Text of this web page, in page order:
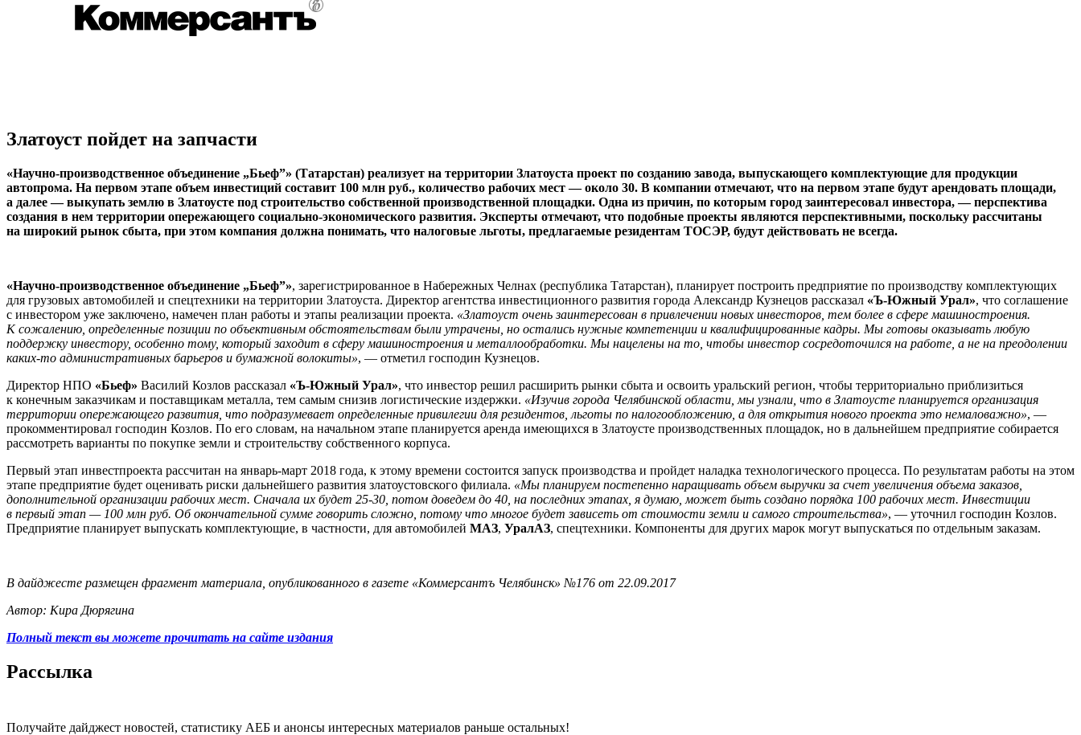
Златоуст пойдет на запчасти
«Научно-производственное объединение „Бьеф”» (Татарстан) реализует на территории Златоуста проект по созданию завода, выпускающего комплектующие для продукции
автопрома. На первом этапе объем инвестиций составит 100 млн руб., количество рабочих мест — около 30. В компании отмечают, что на первом этапе будут арендовать площади,
а далее — выкупать землю в Златоусте под строительство собственной производственной площадки. Одна из причин, по которым город заинтересовал инвестора, — перспектива
создания в нем территории опережающего социально-экономического развития. Эксперты отмечают, что подобные проекты являются перспективными, поскольку рассчитаны
на широкий рынок сбыта, при этом компания должна понимать, что налоговые льготы, предлагаемые резидентам ТОСЭР, будут действовать не всегда.
«Научно-производственное объединение „Бьеф”», зарегистрированное в Набережных Челнах (республика Татарстан), планирует построить предприятие по производству комплектующих
для грузовых автомобилей и спецтехники на территории Златоуста. Директор агентства инвестиционного развития города Александр Кузнецов рассказал «Ъ-Южный Урал», что соглашение
с инвестором уже заключено, намечен план работы и этапы реализации проекта. «Златоуст очень заинтересован в привлечении новых инвесторов, тем более в сфере машиностроения.
К сожалению, определенные позиции по объективным обстоятельствам были утрачены, но остались нужные компетенции и квалифицированные кадры. Мы готовы оказывать любую
поддержку инвестору, особенно тому, который заходит в сферу машиностроения и металлообработки. Мы нацелены на то, чтобы инвестор сосредоточился на работе, а не на преодолении
каких-то административных барьеров и бумажной волокиты», — отметил господин Кузнецов.
Директор НПО «Бьеф» Василий Козлов рассказал «Ъ-Южный Урал», что инвестор решил расширить рынки сбыта и освоить уральский регион, чтобы территориально приблизиться
к конечным заказчикам и поставщикам металла, тем самым снизив логистические издержки. «Изучив города Челябинской области, мы узнали, что в Златоусте планируется организация
территории опережающего развития, что подразумевает определенные привилегии для резидентов, льготы по налогообложению, а для открытия нового проекта это немаловажно», —
прокомментировал господин Козлов. По его словам, на начальном этапе планируется аренда имеющихся в Златоусте производственных площадок, но в дальнейшем предприятие собирается
рассмотреть варианты по покупке земли и строительству собственного корпуса.
Первый этап инвестпроекта рассчитан на январь-март 2018 года, к этому времени состоится запуск производства и пройдет наладка технологического процесса. По результатам работы на этом
этапе предприятие будет оценивать риски дальнейшего развития златоустовского филиала. «Мы планируем постепенно наращивать объем выручки за счет увеличения объема заказов,
дополнительной организации рабочих мест. Сначала их будет 25-30, потом доведем до 40, на последних этапах, я думаю, может быть создано порядка 100 рабочих мест. Инвестиции
в первый этап — 100 млн руб. Об окончательной сумме говорить сложно, потому что многое будет зависеть от стоимости земли и самого строительства», — уточнил господин Козлов.
Предприятие планирует выпускать комплектующие, в частности, для автомобилей МАЗ, УралАЗ, спецтехники. Компоненты для других марок могут выпускаться по отдельным заказам.
В дайджесте размещен фрагмент материала, опубликованного в газете «Коммерсантъ Челябинск» №176 от 22.09.2017
Автор: Кира Дюрягина
Полный текст вы можете прочитать на сайте издания
Рассылка
Получайте дайджест новостей, статистику АЕБ и анонсы интересных материалов раньше остальных!